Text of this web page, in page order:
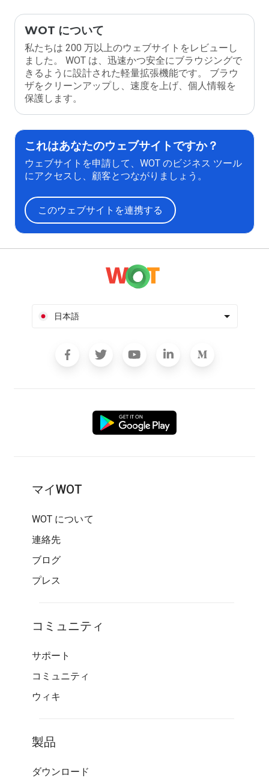
WOT について
私たちは 200 万以上のウェブサイトをレビューし
ました。 WOT は、迅速かつ安全にブラウジングで
きるように設計された軽量拡張機能です。 ブラウ
ザをクリーンアップし、速度を上げ、個人情報を
保護します。
これはあなたのウェブサイトですか？
ウェブサイトを申請して、WOT のビジネス ツール
にアクセスし、顧客とつながりましょう。
このウェブサイトを連携する
日本語
マイWOT
WOT について
連絡先
ブログ
プレス
コミュニティ
サポート
コミュニティ
ウィキ
製品
ダウンロード